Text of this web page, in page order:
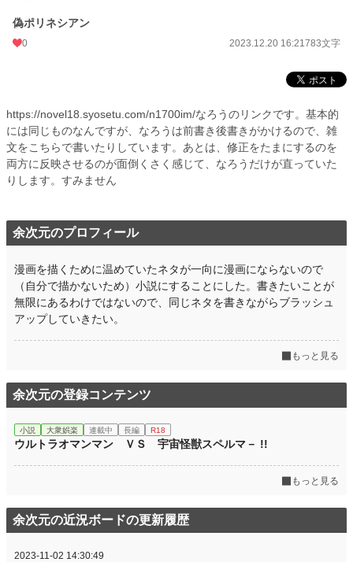
偽ポリネシアン
0 2023.12.20 16:21783文字
https://novel18.syosetu.com/n1700im/なろうのリンクです。基本的
には同じものなんですが、なろうは前書き後書きがかけるので、雑
文をこちらで書いたりしています。あとは、修正をたまにするのを
両方に反映させるのが面倒くさく感じて、なろうだけが直っていた
りします。すみません
余次元のプロフィール
漫画を描くために温めていたネタが一向に漫画にならないので
（自分で描かないため）小説にすることにした。書きたいことが
無限にあるわけではないので、同じネタを書きながらブラッシュ
アップしていきたい。
もっと見る
余次元の登録コンテンツ
小説 大衆娯楽 連載中 長編 R18
ウルトラオマンマン ＶＳ 宇宙怪獣スペルマ－ !!
もっと見る
余次元の近況ボードの更新履歴
2023-11-02 14:30:49